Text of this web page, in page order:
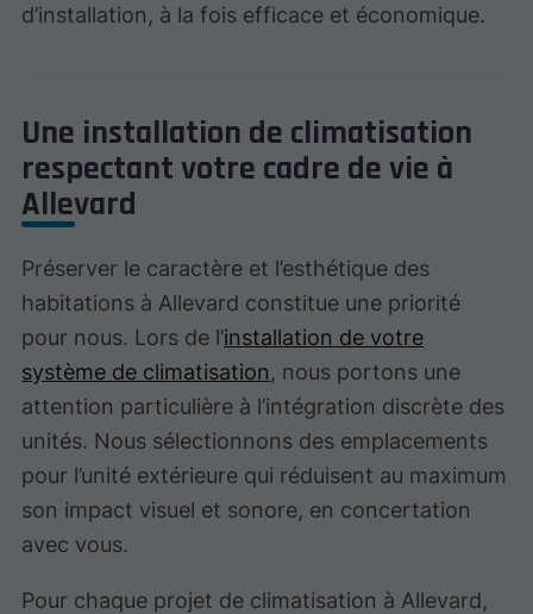
d’installation, à la fois efficace et économique.
Une installation de climatisation
respectant votre cadre de vie à
Allevard
Préserver le caractère et l’esthétique des
habitations à Allevard constitue une priorité
pour nous. Lors de l’installation de votre
système de climatisation, nous portons une
attention particulière à l’intégration discrète des
unités. Nous sélectionnons des emplacements
pour l’unité extérieure qui réduisent au maximum
son impact visuel et sonore, en concertation
avec vous.
Pour chaque projet de climatisation à Allevard,